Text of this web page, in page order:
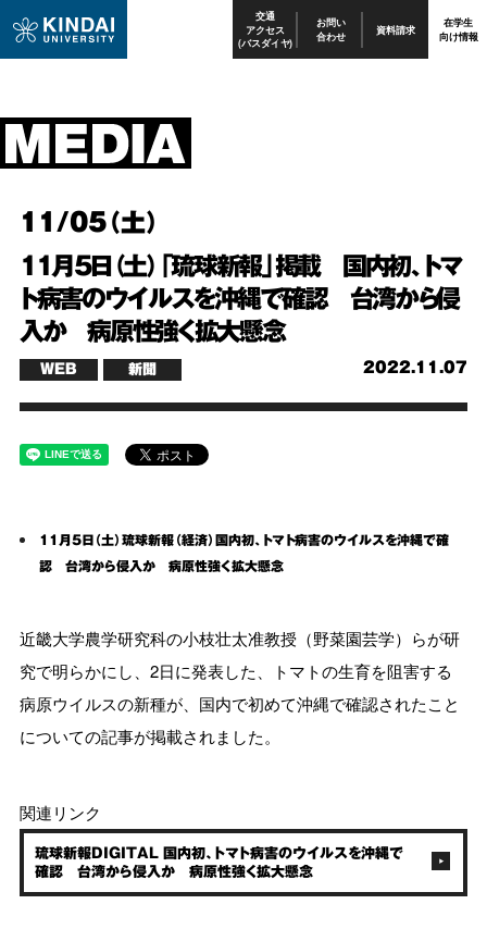
交通
アクセス
(バスダイヤ)
お問い
合わせ 資料請求 在学生
向け情報
11/05（土）
11月5日（土）「琉球新報」掲載 国内初、トマ
ト病害のウイルスを沖縄で確認 台湾から侵
入か 病原性強く拡大懸念
2022.11.07
WEB 新聞
11月5日（土）琉球新報（経済）国内初、トマト病害のウイルスを沖縄で確
認 台湾から侵入か 病原性強く拡大懸念
近畿大学農学研究科の小枝壮太准教授（野菜園芸学）らが研
究で明らかにし、2日に発表した、トマトの生育を阻害する
病原ウイルスの新種が、国内で初めて沖縄で確認されたこと
についての記事が掲載されました。
関連リンク
琉球新報DIGITAL 国内初、トマト病害のウイルスを沖縄で
確認 台湾から侵入か 病原性強く拡大懸念